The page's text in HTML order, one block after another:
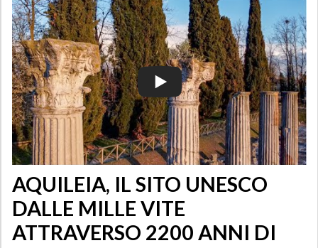
AQUILEIA, IL SITO UNESCO
DALLE MILLE VITE
ATTRAVERSO 2200 ANNI DI